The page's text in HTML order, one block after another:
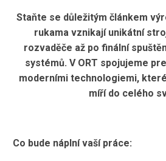
Staňte se důležitým článkem
rukama vznikají unikátní
rozvaděče až po finální
systémů. V ORT spojujeme
moderními technologiemi,
míří do celého
Co bude náplní vaší práce: